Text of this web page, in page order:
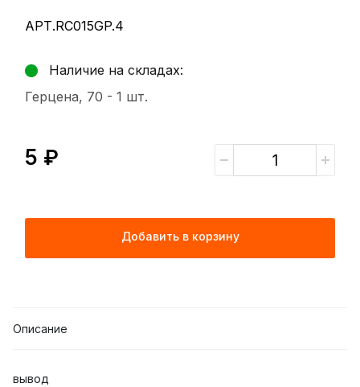
АРТ.RC015GP.4
Наличие на складах:
Герцена, 70 - 1 шт.
5 ₽
Добавить в корзину
Описание
вывод